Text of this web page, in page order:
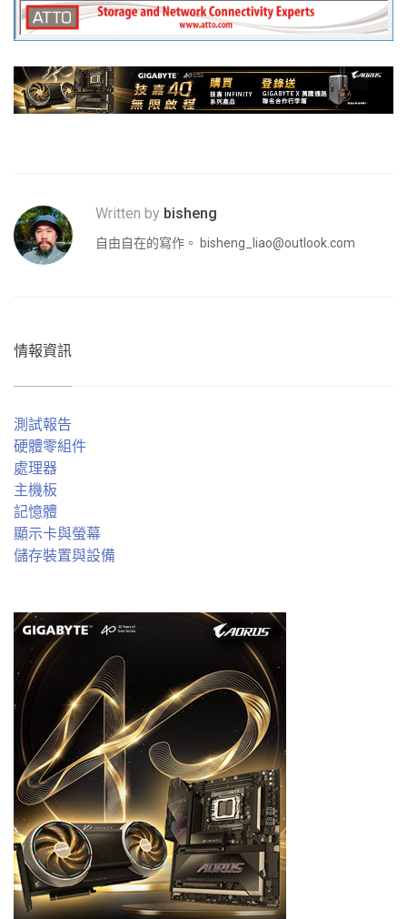
Written by bisheng
自由自在的寫作。 bisheng_liao@outlook.com
情報資訊
測試報告
硬體零組件
處理器
主機板
記憶體
顯示卡與螢幕
儲存裝置與設備